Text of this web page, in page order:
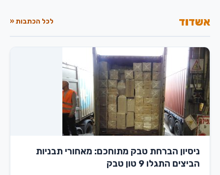
אשדוד לכל הכתבות «
ניסיון הברחת טבק מתוחכם: מאחורי תבניות
הביצים התגלו 9 טון טבק